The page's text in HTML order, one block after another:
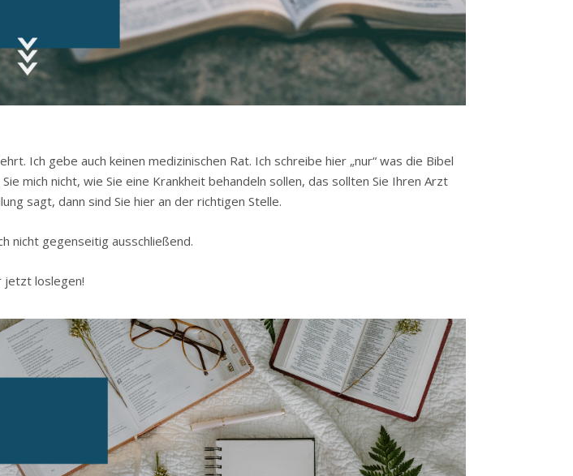
Ich gebe auch keinen medizinischen Rat. Ich schreibe hier „nur“ was die Bibel
mich nicht, wie Sie eine Krankheit behandeln sollen, das sollten Sie Ihren Arzt
sagt, dann sind Sie hier an der richtigen Stelle.
nicht gegenseitig ausschließend.
jetzt loslegen!